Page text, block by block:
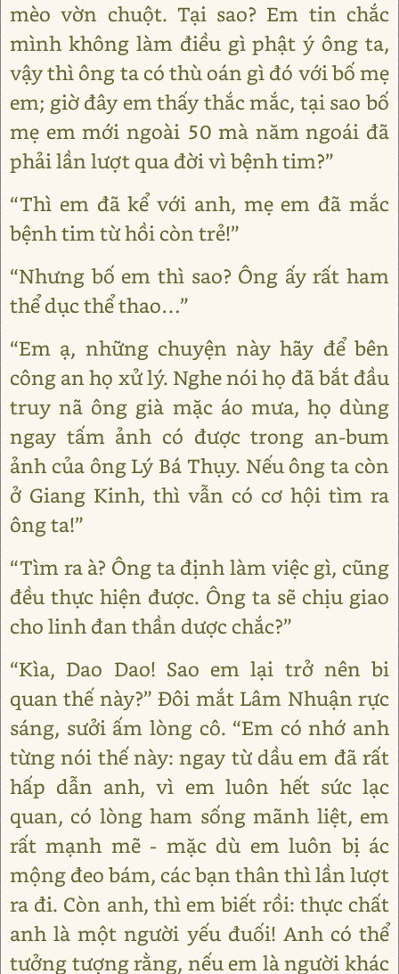
mèo vờn chuột. Tại sao? Em tin chắc
mình không làm điều gì phật ý ông ta,
vậy thì ông ta có thù oán gì đó với bố mẹ
em; giờ đây em thấy thắc mắc, tại sao bố
mẹ em mới ngoài 50 mà năm ngoái đã
phải lần lượt qua đời vì bệnh tim?”
“Thì em đã kể với anh, mẹ em đã mắc
bệnh tim từ hồi còn trẻ!”
“Nhưng bố em thì sao? Ông ấy rất ham
thể dục thể thao…”
“Em ạ, những chuyện này hãy để bên
công an họ xử lý. Nghe nói họ đã bắt đầu
truy nã ông già mặc áo mưa, họ dùng
ngay tấm ảnh có được trong an-bum
ảnh của ông Lý Bá Thụy. Nếu ông ta còn
ở Giang Kinh, thì vẫn có cơ hội tìm ra
ông ta!”
“Tìm ra à? Ông ta định làm việc gì, cũng
đều thực hiện được. Ông ta sẽ chịu giao
cho linh đan thần dược chắc?”
“Kìa, Dao Dao! Sao em lại trở nên bi
quan thế này?” Đôi mắt Lâm Nhuận rực
sáng, sưởi ấm lòng cô. “Em có nhớ anh
từng nói thế này: ngay từ dầu em đã rất
hấp dẫn anh, vì em luôn hết sức lạc
quan, có lòng ham sống mãnh liệt, em
rất mạnh mẽ - mặc dù em luôn bị ác
mộng đeo bám, các bạn thân thì lần lượt
ra đi. Còn anh, thì em biết rồi: thực chất
anh là một người yếu đuối! Anh có thể
tưởng tượng rằng, nếu em là người khác